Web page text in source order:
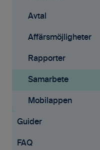
Avtal
Affärsmöjligheter
Rapporter
Samarbete
Mobilappen
Guider
För administratörer
FAQ